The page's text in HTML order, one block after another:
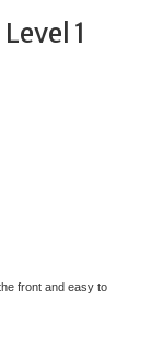
1
front and easy to